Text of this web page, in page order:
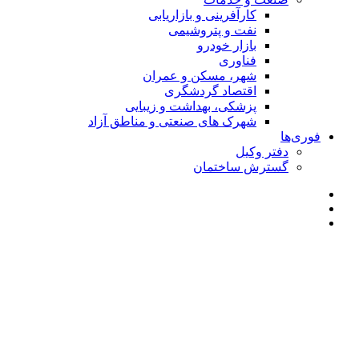
کارآفرینی و بازاریابی
نفت و پتروشیمی
بازار خودرو
فناوری
شهر، مسکن و عمران
اقتصاد گردشگری
پزشکی، بهداشت و زیبایی
شهرک های صنعتی و مناطق آزاد
فوری‌ها
دفتر وکیل
گسترش ساختمان